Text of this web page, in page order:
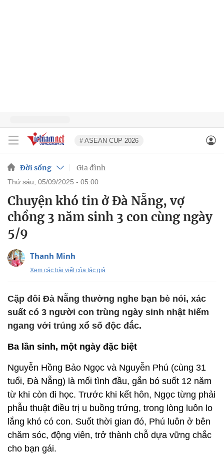
# ASEAN CUP 2026
Đời sống Gia đình
thứ sáu, 05/09/2025 - 05:00
Chuyện khó tin ở Đà Nẵng, vợ
chồng 3 năm sinh 3 con cùng ngày
5/9
Thanh Minh
Xem các bài viết của tác giả
Cặp đôi Đà Nẵng thường nghe bạn bè nói, xác
suất có 3 người con trùng ngày sinh nhật hiếm
ngang với trúng xổ số độc đắc.
Ba lần sinh, một ngày đặc biệt
Nguyễn Hồng Bảo Ngọc và Nguyễn Phú (cùng 31
tuổi, Đà Nẵng) là mối tình đầu, gắn bó suốt 12 năm
từ khi còn đi học. Trước khi kết hôn, Ngọc từng phải
phẫu thuật điều trị u buồng trứng, trong lòng luôn lo
lắng khó có con. Suốt thời gian đó, Phú luôn ở bên
chăm sóc, động viên, trở thành chỗ dựa vững chắc
cho bạn gái.